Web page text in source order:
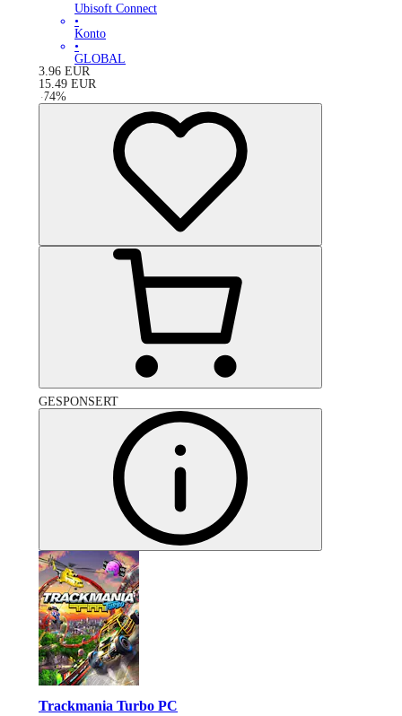
Ubisoft Connect
•
Konto
•
GLOBAL
3.96 EUR
15.49 EUR
-74%
GESPONSERT
Trackmania Turbo PC